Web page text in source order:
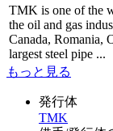
TMK is one of the
the oil and gas
Canada, Romania,
largest steel pipe ...
もっと見る
発行体
TMK